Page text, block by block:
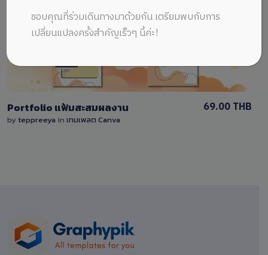
0 Sale
Portfolio แฟ้มสะสมผลงาน
by teppreeya in เทมเพลต Canva
69.00 THB
ขอบคุณที่ร่วมเดินทางมาด้วยกัน เตรียมพบกับการ
เปลี่ยนแปลงครั้งสำคัญเร็วๆ นี้ค่ะ!